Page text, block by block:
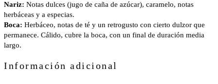
Nariz: Notas dulces (jugo de caña de azúcar), caramelo, notas
herbáceas y a especias.
Boca: Herbáceo, notas de té y un retrogusto con cierto dulzor que
permanece. Cálido, cubre la boca, con un final de duración media
largo.
Información adicional